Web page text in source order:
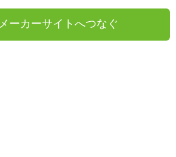
メーカーサイトへつなぐ